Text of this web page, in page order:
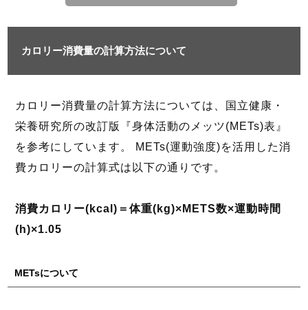
カロリー消費量の計算方法について
カロリー消費量の計算方法については、国立健康・
栄養研究所の改訂版『身体活動のメッツ(METs)表』
を参考にしています。 METs(運動強度)を活用した消
費カロリーの計算式は以下の通りです。
消費カロリー(kcal)＝体重(kg)×METS数×運動時間
(h)×1.05
METsについて